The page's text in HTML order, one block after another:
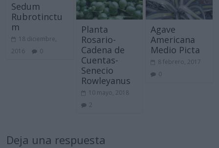
Sedum
Rubrotinctu
m
18 diciembre,
2016
0
Planta
Rosario-
Cadena de
Cuentas-
Senecio
Rowleyanus
10 mayo, 2018
2
Agave
Americana
Medio Picta
8 febrero, 2017
0
Deja una respuesta